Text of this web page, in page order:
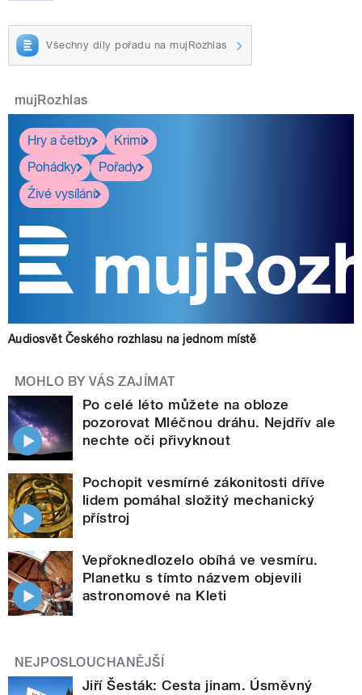
Všechny díly pořadu na mujRozhlas
mujRozhlas
Hry a četby
Krimi
Pohádky
Pořady
Živé vysílání
Audiosvět Českého rozhlasu na jednom místě
MOHLO BY VÁS ZAJÍMAT
Po celé léto můžete na obloze
pozorovat Mléčnou dráhu. Nejdřív ale
nechte oči přivyknout
Pochopit vesmírné zákonitosti dříve
lidem pomáhal složitý mechanický
přístroj
Vepřoknedlozelo obíhá ve vesmíru.
Planetku s tímto názvem objevili
astronomové na Kleti
NEJPOSLOUCHANĚJŠÍ
Jiří Šesták: Cesta jinam. Úsměvný